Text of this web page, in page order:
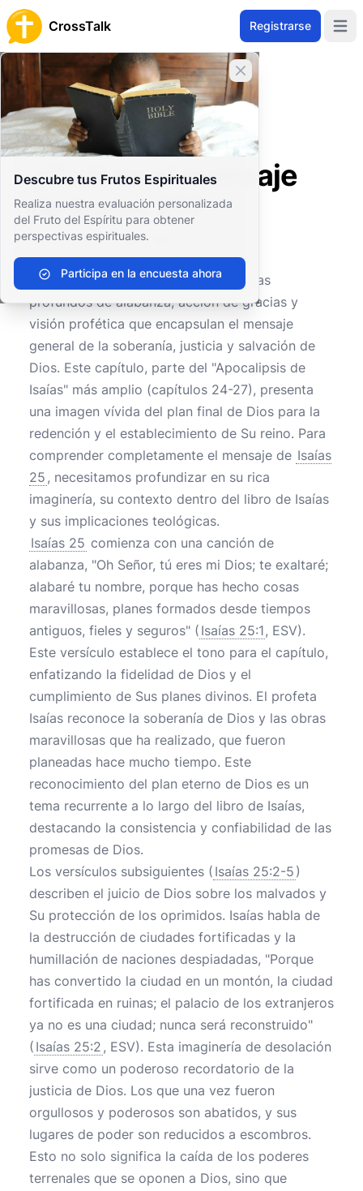
CrossTalk Registrarse
Cerrar banner
Descubre tus Frutos Espirituales
Realiza nuestra evaluación personalizada
del Fruto del Espíritu para obtener
perspectivas espirituales.
Participa en la encuesta ahora
Inicio
Archivo de Preguntas
Antiguo Testamento
Profetas Mayores
¿Cuál es el mensaje de Isaías 25?
¿Cuál es el mensaje
de Isaías 25?
0 0 335
Isaías 25es un capítulo lleno de temas
profundos de alabanza, acción de gracias y
visión profética que encapsulan el mensaje
general de la soberanía, justicia y salvación de
Dios. Este capítulo, parte del "Apocalipsis de
Isaías" más amplio (capítulos 24-27), presenta
una imagen vívida del plan final de Dios para la
redención y el establecimiento de Su reino. Para
comprender completamente el mensaje de Isaías
25 , necesitamos profundizar en su rica
imaginería, su contexto dentro del libro de Isaías
y sus implicaciones teológicas.
Isaías 25 comienza con una canción de
alabanza, "Oh Señor, tú eres mi Dios; te exaltaré;
alabaré tu nombre, porque has hecho cosas
maravillosas, planes formados desde tiempos
antiguos, fieles y seguros" ( Isaías 25:1, ESV).
Este versículo establece el tono para el capítulo,
enfatizando la fidelidad de Dios y el
cumplimiento de Sus planes divinos. El profeta
Isaías reconoce la soberanía de Dios y las obras
maravillosas que ha realizado, que fueron
planeadas hace mucho tiempo. Este
reconocimiento del plan eterno de Dios es un
tema recurrente a lo largo del libro de Isaías,
destacando la consistencia y confiabilidad de las
promesas de Dios.
Los versículos subsiguientes ( Isaías 25:2-5 )
describen el juicio de Dios sobre los malvados y
Su protección de los oprimidos. Isaías habla de
la destrucción de ciudades fortificadas y la
humillación de naciones despiadadas, "Porque
has convertido la ciudad en un montón, la ciudad
fortificada en ruinas; el palacio de los extranjeros
ya no es una ciudad; nunca será reconstruido"
( Isaías 25:2 , ESV). Esta imaginería de desolación
sirve como un poderoso recordatorio de la
justicia de Dios. Los que una vez fueron
orgullosos y poderosos son abatidos, y sus
lugares de poder son reducidos a escombros.
Esto no solo significa la caída de los poderes
terrenales que se oponen a Dios, sino que